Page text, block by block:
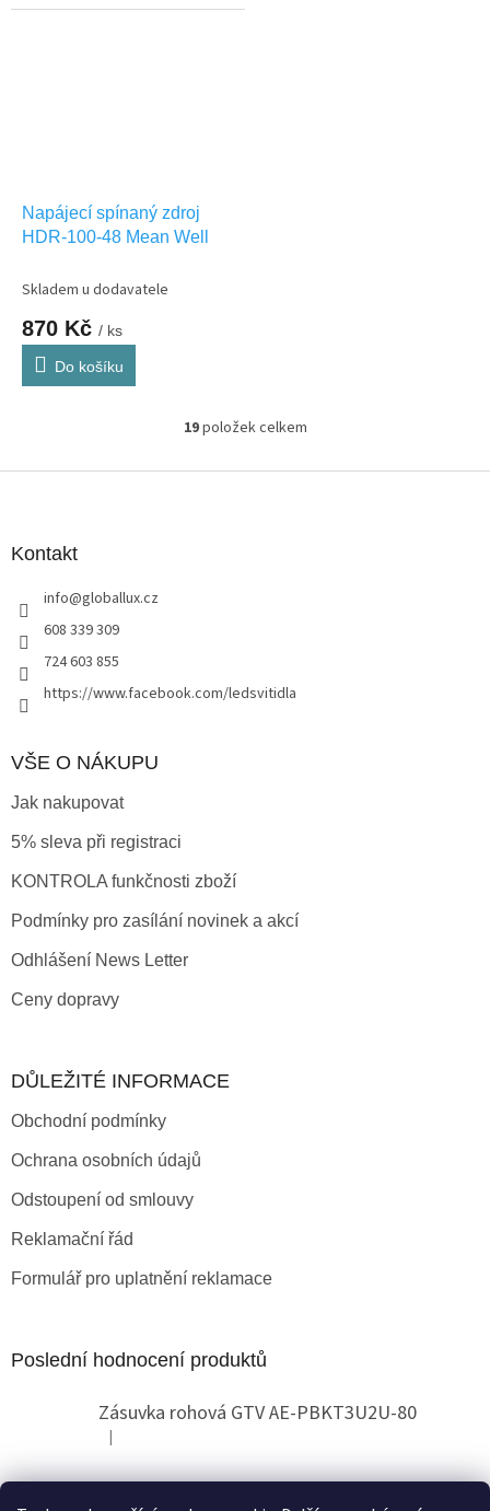
Napájecí spínaný zdroj
HDR-100-48 Mean Well
Skladem u dodavatele
870 Kč / ks
Do košíku
O
l
y
19položek celkem
Kontakt
info@globallux.cz
608 339 309
724 603 855
https://www.facebook.com/ledsvitidla
VŠE O NÁKUPU
Jak nakupovat
5% sleva při registraci
KONTROLA funkčnosti zboží
Podmínky pro zasílání novinek a akcí
Odhlášení News Letter
Ceny dopravy
DŮLEŽITÉ INFORMACE
Obchodní podmínky
Ochrana osobních údajů
Odstoupení od smlouvy
Reklamační řád
Formulář pro uplatnění reklamace
Poslední hodnocení produktů
Zásuvka rohová GTV AE-PBKT3U2U-80
Hodnocení produktu je 2 z 5 hvězdiček.
|